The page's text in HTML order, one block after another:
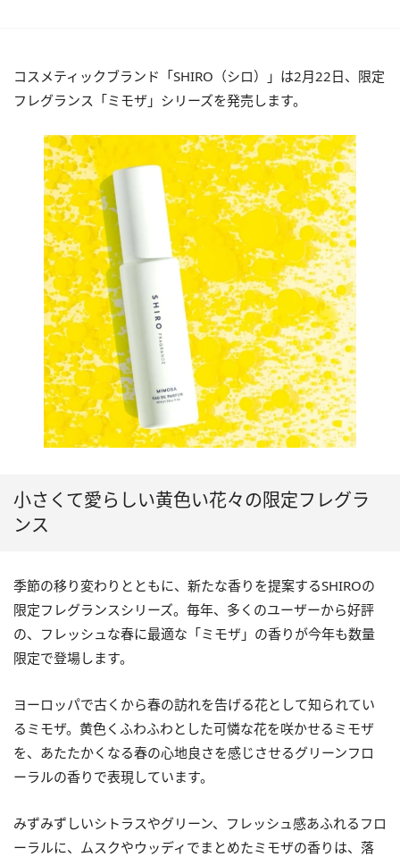
コスメティックブランド「SHIRO（シロ）」は2月22日、限定
フレグランス「ミモザ」シリーズを発売します。
小さくて愛らしい黄色い花々の限定フレグラ
ンス
季節の移り変わりとともに、新たな香りを提案するSHIROの
限定フレグランスシリーズ。毎年、多くのユーザーから好評
の、フレッシュな春に最適な「ミモザ」の香りが今年も数量
限定で登場します。
ヨーロッパで古くから春の訪れを告げる花として知られてい
るミモザ。黄色くふわふわとした可憐な花を咲かせるミモザ
を、あたたかくなる春の心地良さを感じさせるグリーンフロ
ーラルの香りで表現しています。
みずみずしいシトラスやグリーン、フレッシュ感あふれるフロ
ーラルに、ムスクやウッディでまとめたミモザの香りは、落